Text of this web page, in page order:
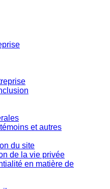
et autres
du site
de la vie privée
en matière de